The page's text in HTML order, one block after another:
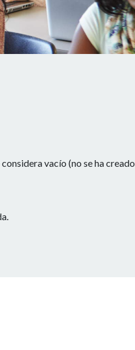
vacío (no se ha creado